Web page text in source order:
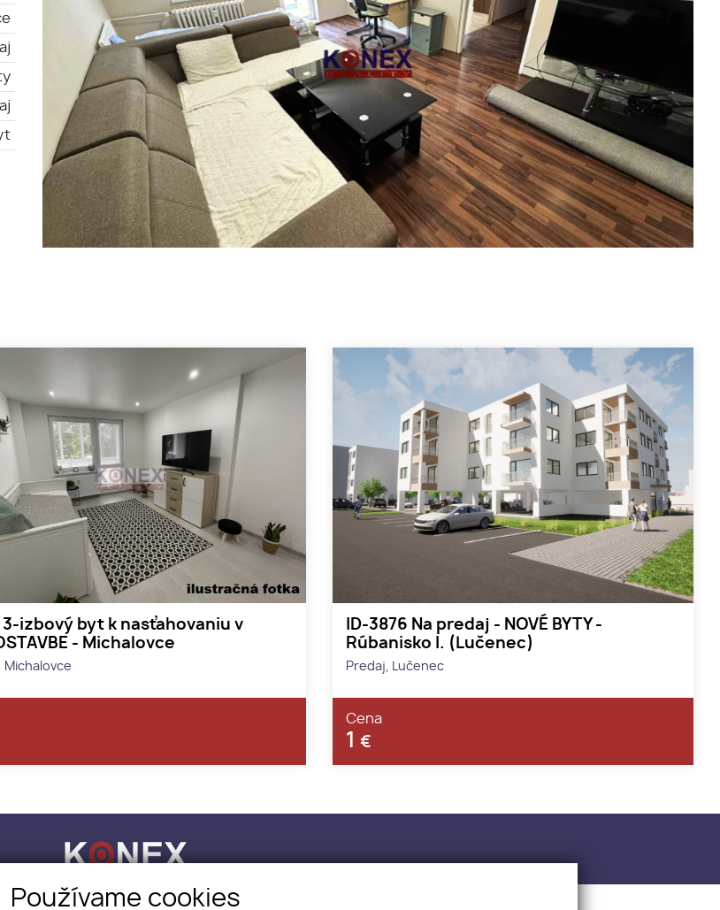
3-izbový byt k nasťahovaniu v
- Michalovce
Michalovce
ID-3876 Na predaj - NOVÉ BYTY -
Rúbanisko I. (Lučenec)
Predaj, Lučenec
Cena
1 €
Používame cookies